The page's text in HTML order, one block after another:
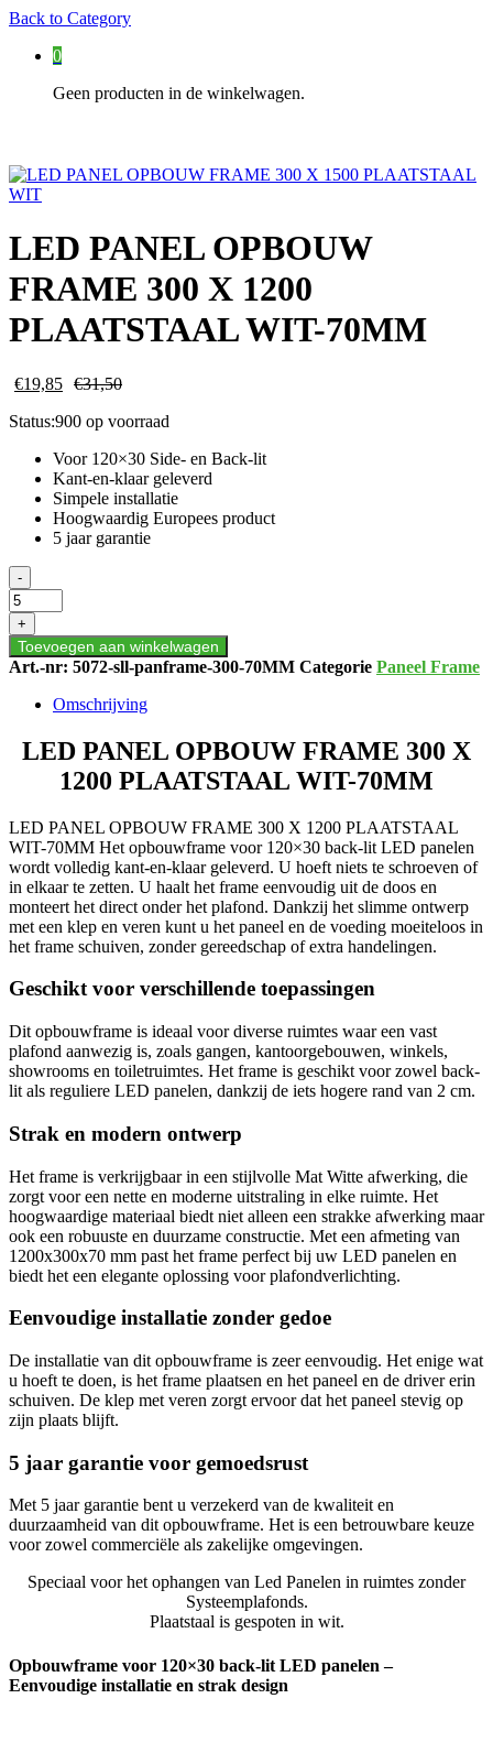
Back to Category
0
Geen producten in de winkelwagen.
LED PANEL OPBOUW
FRAME 300 X 1200
PLAATSTAAL WIT-70MM
€19,85 €31,50
Status:900 op voorraad
Voor 120×30 Side- en Back-lit
Kant-en-klaar geleverd
Simpele installatie
Hoogwaardig Europees product
5 jaar garantie
LED
PANEL
OPBOUW
FRAME
300
X
PLAATSTAAL
70MM
-
+
Toevoegen aan winkelwagen
Art.-nr: 5072-sll-panframe-300-70MM Categorie Paneel Frame
Omschrijving
LED PANEL OPBOUW FRAME 300 X
1200 PLAATSTAAL WIT-70MM
LED PANEL OPBOUW FRAME 300 X 1200 PLAATSTAAL
WIT-70MM Het opbouwframe voor 120×30 back-lit LED panelen
wordt volledig kant-en-klaar geleverd. U hoeft niets te schroeven of
in elkaar te zetten. U haalt het frame eenvoudig uit de doos en
monteert het direct onder het plafond. Dankzij het slimme ontwerp
met een klep en veren kunt u het paneel en de voeding moeiteloos in
het frame schuiven, zonder gereedschap of extra handelingen.
Geschikt voor verschillende toepassingen
Dit opbouwframe is ideaal voor diverse ruimtes waar een vast
plafond aanwezig is, zoals gangen, kantoorgebouwen, winkels,
showrooms en toiletruimtes. Het frame is geschikt voor zowel back-
lit als reguliere LED panelen, dankzij de iets hogere rand van 2 cm.
Strak en modern ontwerp
Het frame is verkrijgbaar in een stijlvolle Mat Witte afwerking, die
zorgt voor een nette en moderne uitstraling in elke ruimte. Het
hoogwaardige materiaal biedt niet alleen een strakke afwerking maar
ook een robuuste en duurzame constructie. Met een afmeting van
1200x300x70 mm past het frame perfect bij uw LED panelen en
biedt het een elegante oplossing voor plafondverlichting.
Eenvoudige installatie zonder gedoe
De installatie van dit opbouwframe is zeer eenvoudig. Het enige wat
u hoeft te doen, is het frame plaatsen en het paneel en de driver erin
schuiven. De klep met veren zorgt ervoor dat het paneel stevig op
zijn plaats blijft.
5 jaar garantie voor gemoedsrust
Met 5 jaar garantie bent u verzekerd van de kwaliteit en
duurzaamheid van dit opbouwframe. Het is een betrouwbare keuze
voor zowel commerciële als zakelijke omgevingen.
Speciaal voor het ophangen van Led Panelen in ruimtes zonder
Systeemplafonds.
Plaatstaal is gespoten in wit.
Opbouwframe voor 120×30 back-lit LED panelen –
Eenvoudige installatie en strak design